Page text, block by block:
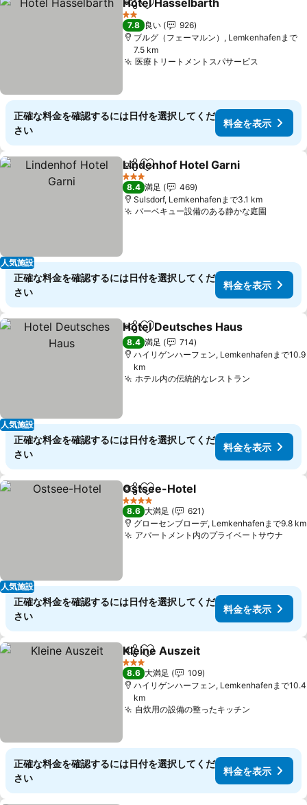
シェアお気に入りに追加
Hotel Hasselbarth
2 ホテルのランク
7.8 良い
926
ブルグ（フェーマルン）, Lemkenhafenまで
7.5 km
医療トリートメントスパサービス
正確な料金を確認するには日付を選択してくだ
さい
料金を表示
人気施設
シェアお気に入りに追加
Lindenhof Hotel Garni
3 ホテルのランク
8.4 満足
469
Sulsdorf, Lemkenhafenまで3.1 km
バーベキュー設備のある静かな庭園
正確な料金を確認するには日付を選択してくだ
さい
料金を表示
人気施設
シェアお気に入りに追加
Hotel Deutsches Haus
8.4 満足
714
ハイリゲンハーフェン, Lemkenhafenまで10.9
km
ホテル内の伝統的なレストラン
正確な料金を確認するには日付を選択してくだ
さい
料金を表示
人気施設
シェアお気に入りに追加
Ostsee-Hotel
4 ホテルのランク
8.6 大満足
621
グローセンブローデ, Lemkenhafenまで9.8 km
アパートメント内のプライベートサウナ
正確な料金を確認するには日付を選択してくだ
さい
料金を表示
シェアお気に入りに追加
Kleine Auszeit
3 ホテルのランク
8.6 大満足
109
ハイリゲンハーフェン, Lemkenhafenまで10.4
km
自炊用の設備の整ったキッチン
正確な料金を確認するには日付を選択してくだ
さい
料金を表示